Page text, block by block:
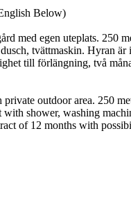
Below)
med egen uteplats. 250
tvättmaskin. Hyran
till förlängning, två
outdoor area. 250
shower, washing
of 12 months with